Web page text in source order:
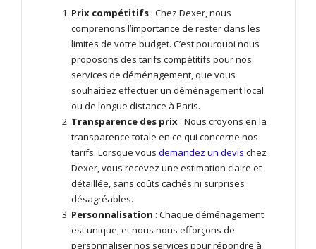
Prix compétitifs : Chez Dexer, nous
comprenons l’importance de rester dans les
limites de votre budget. C’est pourquoi nous
proposons des tarifs compétitifs pour nos
services de déménagement, que vous
souhaitiez effectuer un déménagement local
ou de longue distance à Paris.
Transparence des prix : Nous croyons en la
transparence totale en ce qui concerne nos
tarifs. Lorsque vous demandez un devis chez
Dexer, vous recevez une estimation claire et
détaillée, sans coûts cachés ni surprises
désagréables.
Personnalisation : Chaque déménagement
est unique, et nous nous efforçons de
personnaliser nos services pour répondre à